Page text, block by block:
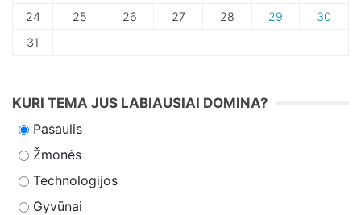
24
25 26 27 28 29
30
31
KURI TEMA JUS LABIAUSIAI DOMINA?
Pasaulis
Žmonės
Technologijos
Gyvūnai